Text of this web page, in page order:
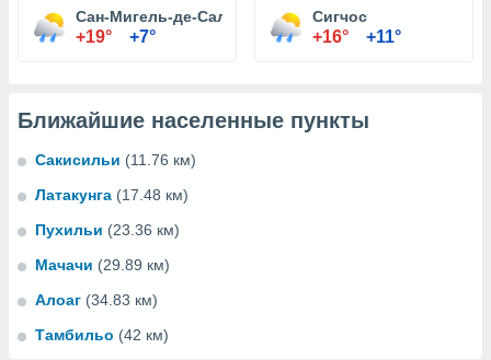
Сан-Мигель-де-Сальседо
+19° +7°
Сигчос
+16° +11°
Ближайшие населенные пункты
Сакисильи (11.76 км)
Латакунга (17.48 км)
Пухильи (23.36 км)
Мачачи (29.89 км)
Алоаг (34.83 км)
Тамбильо (42 км)